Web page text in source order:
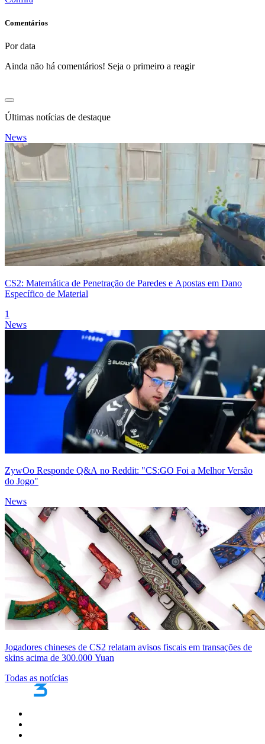
Comentários
Por data
Ainda não há comentários! Seja o primeiro a reagir
Últimas notícias de destaque
News
CS2: Matemática de Penetração de Paredes e Apostas em Dano
Específico de Material
1
News
ZywOo Responde Q&A no Reddit: "CS:GO Foi a Melhor Versão
do Jogo"
News
Jogadores chineses de CS2 relatam avisos fiscais em transações de
skins acima de 300.000 Yuan
Todas as notícias